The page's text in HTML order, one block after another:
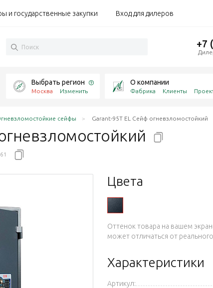
и государственные закупки Вход для дилеров
+7
Выбрать регион
Москва Изменить
О компании
Фабрика Клиенты
сейфы Garant-95T EL Сейф огневзломостойкий
Цвета
Оттенок товара на вашем
может отличаться от
Характеристики
Артикул: